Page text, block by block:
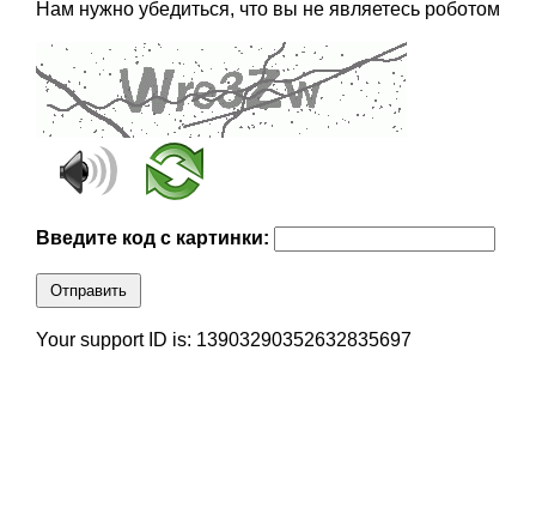
Нам нужно убедиться, что вы не являетесь роботом
Введите код с картинки:
Отправить
Your support ID is: 13903290352632835697